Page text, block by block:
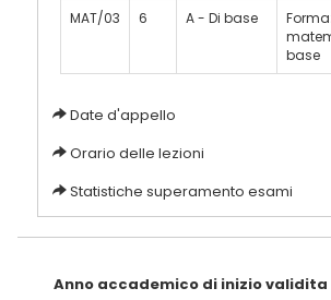
MAT/03 6 A - Di base
base
Date d'appello
Orario delle lezioni
Statistiche superamento esami
Anno accademico di inizio validita